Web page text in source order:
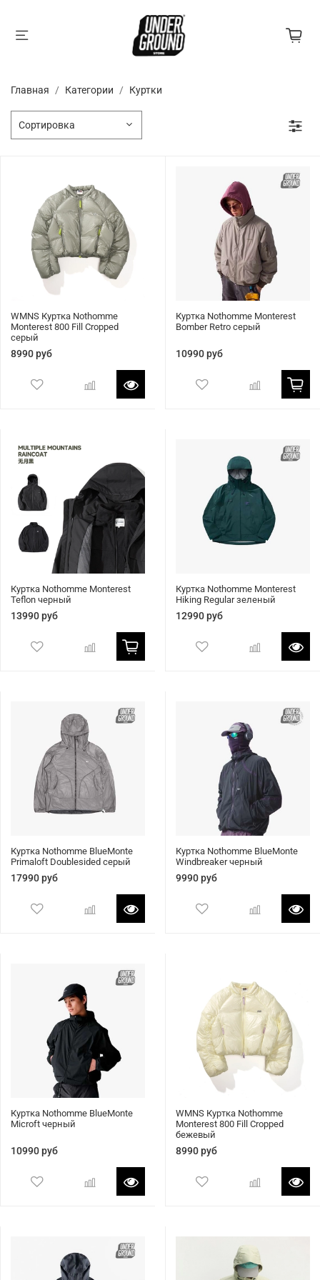
Главная Категории Куртки
WMNS Куртка Nothomme
Monterest 800 Fill Cropped
серый
8990 руб
Куртка Nothomme Monterest
Bomber Retro серый
10990 руб
Куртка Nothomme Monterest
Teflon черный
13990 руб
Куртка Nothomme Monterest
Hiking Regular зеленый
12990 руб
Куртка Nothomme BlueMonte
Primaloft Doublesided серый
17990 руб
Куртка Nothomme BlueMonte
Windbreaker черный
9990 руб
Куртка Nothomme BlueMonte
Microft черный
10990 руб
WMNS Куртка Nothomme
Monterest 800 Fill Cropped
бежевый
8990 руб